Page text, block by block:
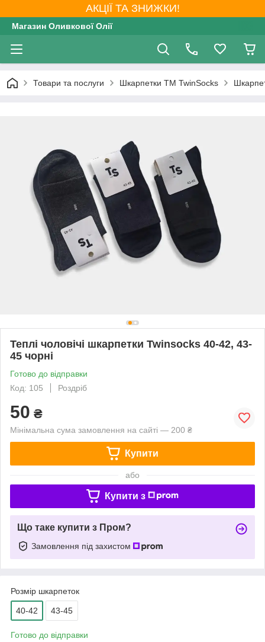
АКЦІЇ ТА ЗНИЖКИ!
Магазин Оливкової Олії
Товари та послуги Шкарпетки ТМ TwinSocks
Теплі чоловічі шкарпетки Twinsocks 40-42, 43-
45 чорні
Готово до відправки
Код: 105
Роздріб
50 ₴
Мінімальна сума замовлення на сайті — 200 ₴
Купити
або
Купити з
Що таке купити з Пром?
Замовлення під захистом
Розмір шкарпеток
40-42 43-45
Готово до відправки